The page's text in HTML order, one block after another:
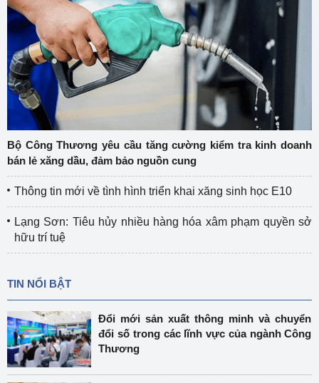
Bộ Công Thương yêu cầu tăng cường kiểm tra kinh doanh
bán lẻ xăng dầu, đảm bảo nguồn cung
Thông tin mới về tình hình triển khai xăng sinh học E10
Lạng Sơn: Tiêu hủy nhiều hàng hóa xâm phạm quyền sở
hữu trí tuệ
TIN NỔI BẬT
Đổi mới sản xuất thông minh và chuyển
đổi số trong các lĩnh vực của ngành Công
Thương